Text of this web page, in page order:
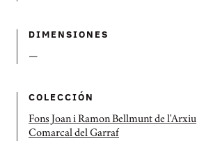
DIMENSIONES
—
COLECCIÓN
Fons Joan i Ramon Bellmunt de l'Arxiu
Comarcal del Garraf